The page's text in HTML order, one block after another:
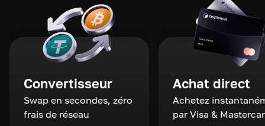
Convertisseur
Swap en secondes, zéro
frais de réseau
Achat direct
Achetez
par Visa &